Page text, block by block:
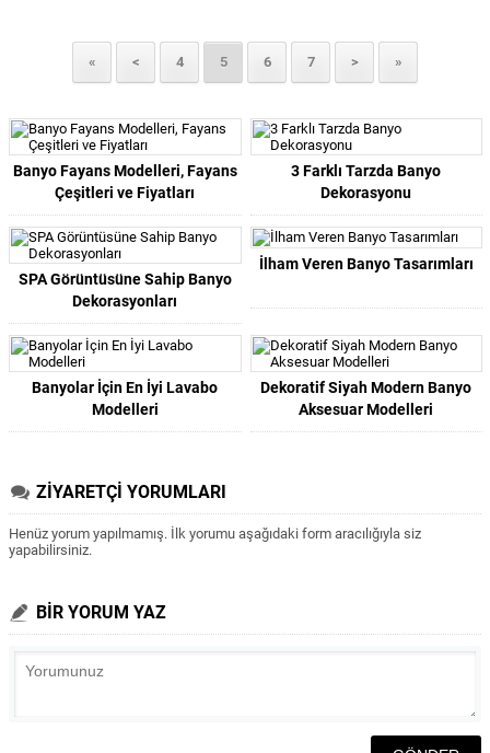
« < 4 5 6 7 > »
Banyo Fayans Modelleri, Fayans
Çeşitleri ve Fiyatları
3 Farklı Tarzda Banyo
Dekorasyonu
SPA Görüntüsüne Sahip Banyo
Dekorasyonları
İlham Veren Banyo Tasarımları
Banyolar İçin En İyi Lavabo
Modelleri
Dekoratif Siyah Modern Banyo
Aksesuar Modelleri
ZİYARETÇİ YORUMLARI
Henüz yorum yapılmamış. İlk yorumu aşağıdaki form aracılığıyla siz
yapabilirsiniz.
BİR YORUM YAZ